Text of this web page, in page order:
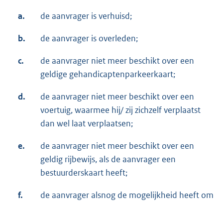
a. de aanvrager is verhuisd;
b. de aanvrager is overleden;
c.
de aanvrager niet meer beschikt over een
geldige gehandicaptenparkeerkaart;
d.
de aanvrager niet meer beschikt over een
voertuig, waarmee hij/ zij zichzelf verplaatst
dan wel laat verplaatsen;
e.
de aanvrager niet meer beschikt over een
geldig rijbewijs, als de aanvrager een
bestuurderskaart heeft;
f.
de aanvrager alsnog de mogelijkheid heeft om